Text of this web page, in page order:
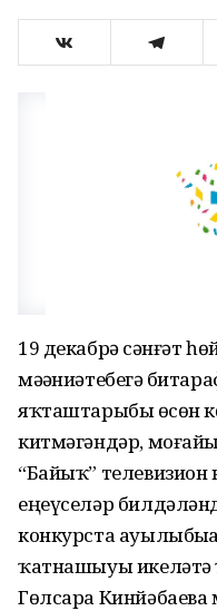
19 декабрҙә сәнғәт
мәҙәниәтебеҙгә
яҡташтарыбыҙ өсөн
китмәгәндәр,
“Байыҡ”
еңеүселәр
конкурста
ҡатнашыуы
Гөлсара